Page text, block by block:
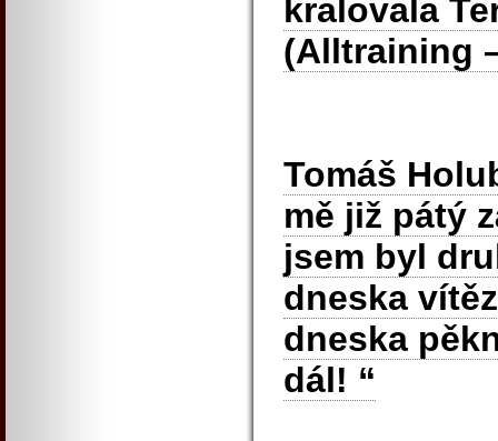
kralovala
(Alltraining
Tomáš
mě již pátý
jsem byl
dneska
dneska
dál! “